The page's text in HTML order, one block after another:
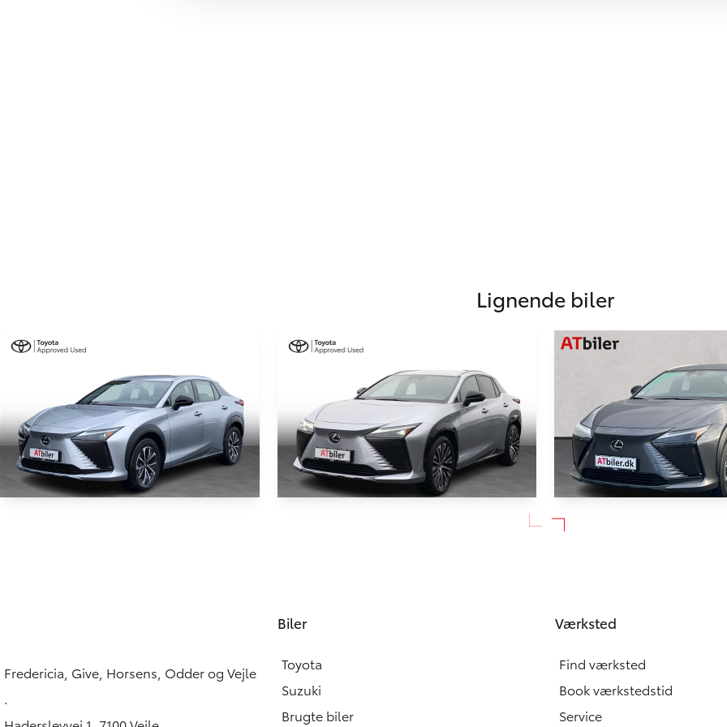
Lignende biler
EL
Lexus RZ
EL
Fredericia, Give, Horsens, Odder og Vejle
.
Biler
Toyota
Suzuki
Brugte biler
Værksted
Find værksted
Book værkstedstid
Service